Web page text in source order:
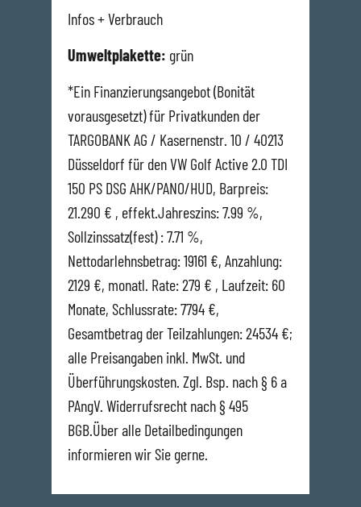
Infos + Verbrauch
Umweltplakette: grün
*Ein Finanzierungsangebot (Bonität
vorausgesetzt) für Privatkunden der
TARGOBANK AG / Kasernenstr. 10 / 40213
Düsseldorf für den VW Golf Active 2.0 TDI
150 PS DSG AHK/PANO/HUD, Barpreis:
21.290 € , effekt.Jahreszins: 7.99 %,
Sollzinssatz(fest) : 7.71 %,
Nettodarlehnsbetrag: 19161 €, Anzahlung:
2129 €, monatl. Rate: 279 € , Laufzeit: 60
Monate, Schlussrate: 7794 €,
Gesamtbetrag der Teilzahlungen: 24534 €;
alle Preisangaben inkl. MwSt. und
Überführungskosten. Zgl. Bsp. nach § 6 a
PAngV. Widerrufsrecht nach § 495
BGB.Über alle Detailbedingungen
informieren wir Sie gerne.